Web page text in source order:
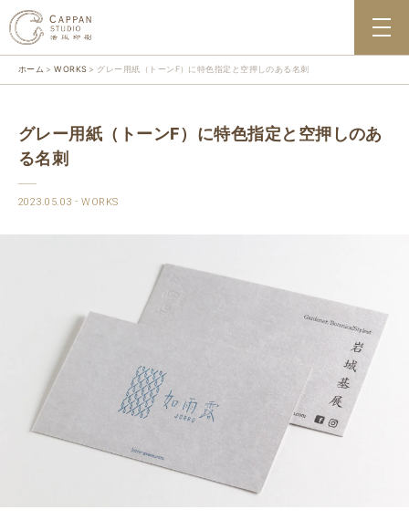
ホーム WORKS グレー用紙（トーンF）に特色指定と空押しのある名刺
グレー用紙（トーンF）に特色指定と空押しのあ
る名刺
2023.05.03 WORKS